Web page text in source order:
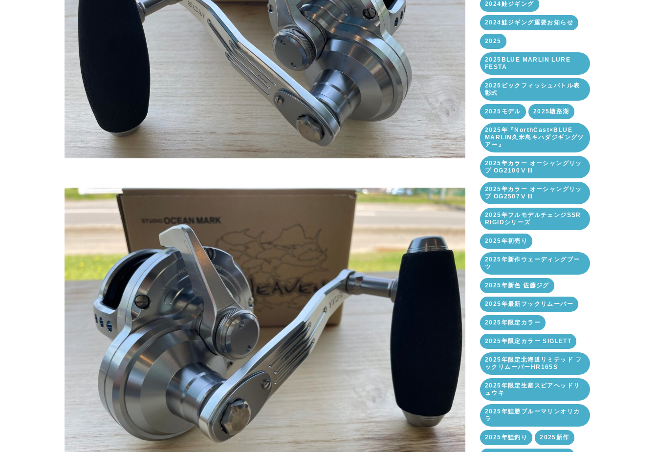
2024鮭ジギング
2024鮭ジギング重要お知らせ
2025
2025BLUE MARLIN LURE
FESTA
2025ビックフィッシュバトル表
彰式
2025モデル 2025塘路湖
2025年『NorthCast×BLUE
MARLIN久米島キハダジギングツ
アー』
2025年カラー オーシャングリッ
プ OG2100ⅤⅢ
2025年カラー オーシャングリッ
プ OG2507ⅤⅢ
2025年フルモデルチェンジSSR
RIGIDシリーズ
2025年初売り
2025年新作ウェーディングブー
ツ
2025年新色 佐藤ジグ
2025年最新フックリムーバー
2025年限定カラー
2025年限定カラー SIGLETT
2025年限定北海道リミテッド フ
ックリムーバーHR165S
2025年限定生産スピアヘッドリ
ュウキ
2025年鮭勝ブルーマリンオリカ
ラ
2025年鮭釣り 2025新作